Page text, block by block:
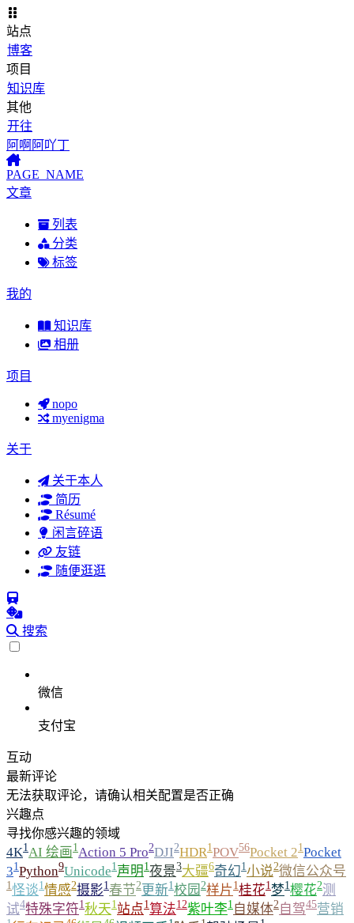
站点
博客
项目
知识库
其他
开往
阿啊阿吖丁
PAGE_NAME
文章
列表
分类
标签
我的
知识库
相册
项目
nopo
myenigma
关于
关于本人
简历
Résumé
闲言碎语
友链
随便逛逛
搜索
微信
支付宝
互动
最新评论
无法获取评论，请确认相关配置是否正确
兴趣点
寻找你感兴趣的领域
4K1AI 绘画1Action 5 Pro2DJI2HDR1POV56Pocket 21Pocket
31Python9Unicode1声明 1夜景3大疆6奇幻1小说2微信公众号
1怪谈1情感2摄影1春节2更新1校园 2样片1桂花1梦1樱花2测
试4特殊字符1秋天1站点1算法12紫叶李1 自媒体2自驾45营销